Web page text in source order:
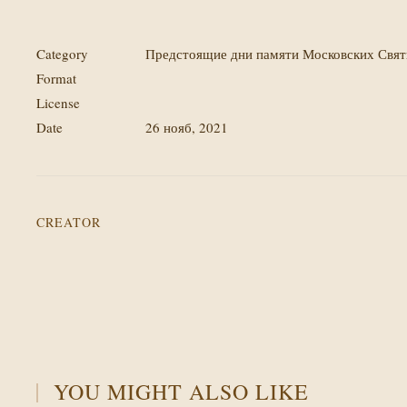
Category
Предстоящие дни памяти Московских
Format
License
Date
26 нояб, 2021
CREATOR
YOU MIGHT ALSO LIKE